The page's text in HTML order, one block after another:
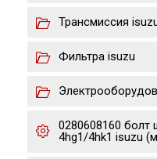
Трансмиссия
Фильтра isuzu
0280608160 болт
4hg1/4hk1 isuzu